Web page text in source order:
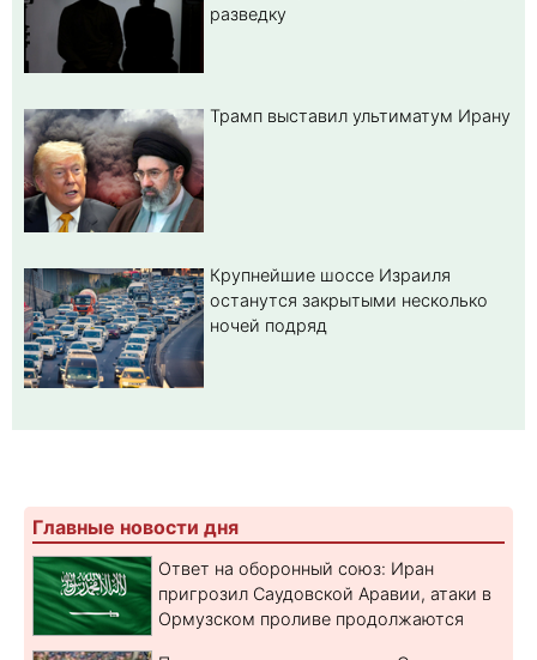
разведку
Трамп выставил ультиматум Ирану
Крупнейшие шоссе Израиля
останутся закрытыми несколько
ночей подряд
Главные новости дня
Ответ на оборонный союз: Иран
пригрозил Саудовской Аравии, атаки в
Ормузском проливе продолжаются